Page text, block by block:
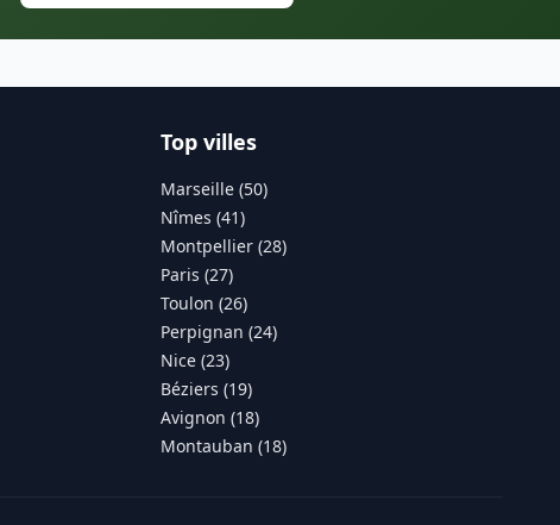
Top villes
Marseille (50)
Nîmes (41)
Montpellier (28)
Paris (27)
Toulon (26)
Perpignan (24)
Nice (23)
Béziers (19)
Avignon (18)
Montauban (18)